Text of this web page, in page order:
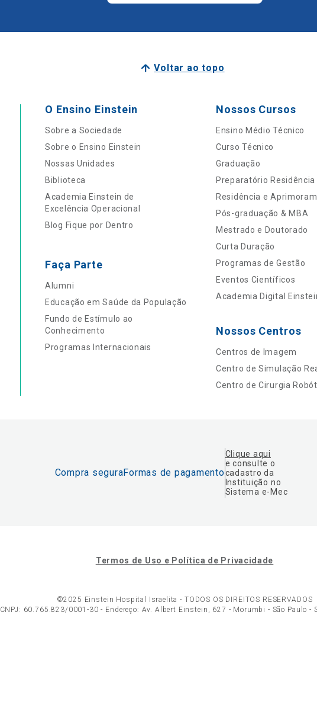
Voltar ao topo
O Ensino Einstein
Sobre a Sociedade
Sobre o Ensino Einstein
Nossas Unidades
Biblioteca
Academia Einstein de
Excelência Operacional
Blog Fique por Dentro
Faça Parte
Alumni
Educação em Saúde da População
Fundo de Estímulo ao
Conhecimento
Programas Internacionais
Nossos Cursos
Ensino Médio Técnico
Curso Técnico
Graduação
Preparatório Residência
Residência e
Pós-graduação & MBA
Mestrado e Doutorado
Curta Duração
Programas de Gestão
Eventos Científicos
Academia Digital
Nossos Centros
Centros de Imagem
Centro de Simulação
Centro de Cirurgia
Compra seguraFormas de pagamento
Clique aqui
e consulte o
cadastro da
Instituição no
Sistema e-Mec
Termos de Uso e Política de Privacidade
©2025 Einstein Hospital Israelita - TODOS OS DIREITOS RESERVADOS
CNPJ: 60.765.823/0001-30 - Endereço: Av. Albert Einstein, 627 - Morumbi - São Paulo -